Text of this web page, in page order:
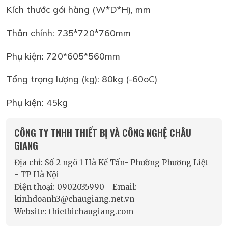
Kích thước gói hàng (W*D*H), mm
Thân chính: 735*720*760mm
Phụ kiện: 720*605*560mm
Tổng trọng lượng (kg): 80kg (-60oC)
Phụ kiện: 45kg
CÔNG TY TNHH THIẾT BỊ VÀ CÔNG NGHỆ CHÂU
GIANG
Địa chỉ: Số 2 ngõ 1 Hà Kế Tấn- Phường Phương Liệt
- TP Hà Nội
Điện thoại: 0902035990 - Email:
kinhdoanh3@chaugiang.net.vn
Website: thietbichaugiang.com